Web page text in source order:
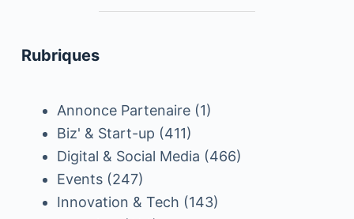
Rubriques
Annonce Partenaire(1)
Biz' & Start-up (411)
Digital & Social Media (466)
Events(247)
Innovation & Tech (143)